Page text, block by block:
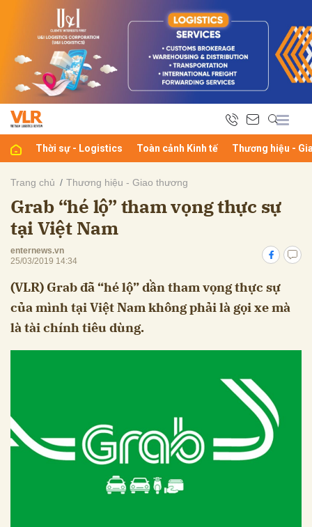
Thời sự - Logistics Toàn cảnh Kinh tế Thương hiệu -
Trang chủ Thương hiệu - Giao thương
Grab “hé lộ” tham vọng thực sự
tại Việt Nam
enternews.vn
25/03/2019 14:34
(VLR) Grab đã “hé lộ” dần tham vọng thực sự
của mình tại Việt Nam không phải là gọi xe mà
là tài chính tiêu dùng.
luận
Hủy